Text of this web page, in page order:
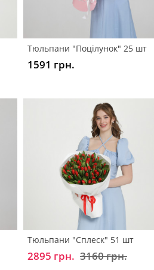
Тюльпани "Поцілунок" 25 шт
1591 грн.
Тюльпани "Сплеск" 51 шт
2895 грн. 3160 грн.